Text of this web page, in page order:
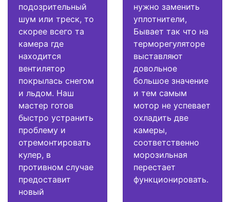
подозрительный
шум или треск, то
скорее всего та
камера где
находится
вентилятор
покрылась снегом
и льдом. Наш
мастер готов
быстро устранить
проблему и
отремонтировать
кулер, в
противном случае
предоставит
новый
нужно заменить
уплотнители,
Бывает так что на
терморегуляторе
выставляют
довольное
большое значение
и тем самым
мотор не успевает
охладить две
камеры,
соответственно
морозильная
перестает
функционировать.